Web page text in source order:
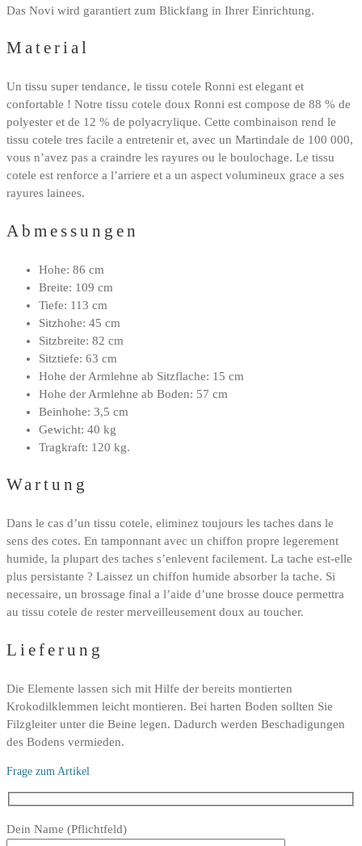
Das Novi wird garantiert zum Blickfang in Ihrer Einrichtung.
Material
Un tissu super tendance, le tissu cotele Ronni est elegant et
confortable ! Notre tissu cotele doux Ronni est compose de 88 % de
polyester et de 12 % de polyacrylique. Cette combinaison rend le
tissu cotele tres facile a entretenir et, avec un Martindale de 100 000,
vous n’avez pas a craindre les rayures ou le boulochage. Le tissu
cotele est renforce a l’arriere et a un aspect volumineux grace a ses
rayures lainees.
Abmessungen
Hohe: 86 cm
Breite: 109 cm
Tiefe: 113 cm
Sitzhohe: 45 cm
Sitzbreite: 82 cm
Sitztiefe: 63 cm
Hohe der Armlehne ab Sitzflache: 15 cm
Hohe der Armlehne ab Boden: 57 cm
Beinhohe: 3,5 cm
Gewicht: 40 kg
Tragkraft: 120 kg.
Wartung
Dans le cas d’un tissu cotele, eliminez toujours les taches dans le
sens des cotes. En tamponnant avec un chiffon propre legerement
humide, la plupart des taches s’enlevent facilement. La tache est-elle
plus persistante ? Laissez un chiffon humide absorber la tache. Si
necessaire, un brossage final a l’aide d’une brosse douce permettra
au tissu cotele de rester merveilleusement doux au toucher.
Lieferung
Die Elemente lassen sich mit Hilfe der bereits montierten
Krokodilklemmen leicht montieren. Bei harten Boden sollten Sie
Filzgleiter unter die Beine legen. Dadurch werden Beschadigungen
des Bodens vermieden.
Frage zum Artikel
Bitte
Dein Name (Pflichtfeld)